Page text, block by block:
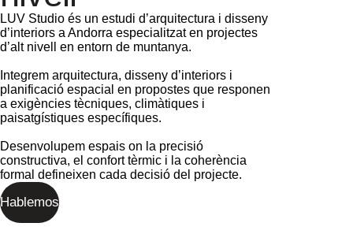
LUV Studio és un estudi d’arquitectura i disseny
d’interiors a Andorra especialitzat en projectes
d’alt nivell en entorn de muntanya.
Integrem arquitectura, disseny d’interiors i
planificació espacial en propostes que responen
a exigències tècniques, climàtiques i
paisatgístiques específiques.
Desenvolupem espais on la precisió
constructiva, el confort tèrmic i la coherència
formal defineixen cada decisió del projecte.
Hablemos